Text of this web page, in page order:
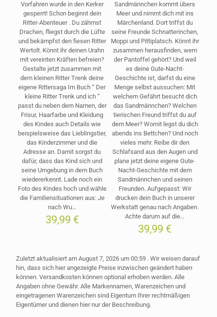
Vorfahren wurde in den Kerker
gesperrt! Schon beginnt dein
Ritter-Abenteuer . Du zähmst
Drachen, fliegst durch die Lüfte
und bekämpfst den fiesen Ritter
Wertolt. Könnt ihr deinen Urahn
mit vereinten Kräften befreien?
Gestalte jetzt zusammen mit
dem kleinen Ritter Trenk deine
eigene Rittersaga Im Buch “ Der
kleine Ritter Trenk und ich “
passt du neben dem Namen, der
Frisur, Haarfarbe und Kleidung
des Kindes auch Details wie
beispielsweise das Lieblingstier,
das Kinderzimmer und die
Adresse an. Damit sorgst du
dafür, dass das Kind sich und
seine Umgebung in dem Buch
wiedererkennt. Lade noch ein
Foto des Kindes hoch und wähle
die Familiensituationen aus: Je
nach Wu…
39,99 €
Sandmännchen kommt übers
Meer und nimmt dich mit ins
Märchenland. Dort triffst du
seine Freunde Schnatterinchen,
Moppi und Pittiplatsch. Könnt ihr
zusammen herausfinden, wem
der Pantoffel gehört? Und weil
es deine Gute-Nacht-
Geschichte ist, darfst du eine
Menge selbst aussuchen: Mit
welchem Gefährt besucht dich
das Sandmännchen? Welchen
tierischen Freund triffst du auf
dem Meer? Womit legst du dich
abends ins Bettchen? Und noch
vieles mehr. Reibe dir den
Schlafsand aus den Augen und
plane jetzt deine eigene Gute-
Nacht-Geschichte mit dem
Sandmännchen und seinen
Freunden. Aufgepasst: Wir
drucken dein Buch in unserer
Werkstatt genau nach Angaben.
Achte darum auf die…
39,99 €
Zuletzt aktualisiert am August 7, 2026 um 00:59 . Wir weisen darauf
hin, dass sich hier angezeigte Preise inzwischen geändert haben
können. Versandkosten können optional erhoben werden. Alle
Angaben ohne Gewähr. Alle Markennamen, Warenzeichen und
eingetragenen Warenzeichen sind Eigentum Ihrer rechtmäßigen
Eigentümer und dienen hier nur der Beschreibung.